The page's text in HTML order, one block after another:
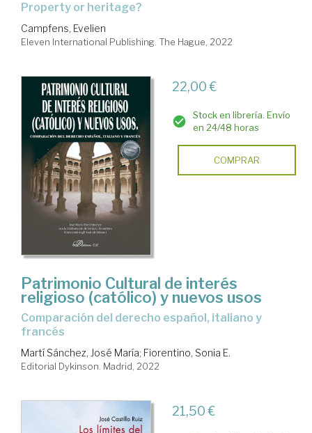
property or heritage?
Campfens, Evelien
Eleven International Publishing. The Hague, 2022
22,00 €
Stock en librería. Envío
en 24/48 horas
COMPRAR
Patrimonio Cultural de interés
religioso (católico) y nuevos usos
comparación del derecho español, italiano y
francés
Martí Sánchez, José María; Fiorentino, Sonia E.
Editorial Dykinson. Madrid, 2022
21,50 €